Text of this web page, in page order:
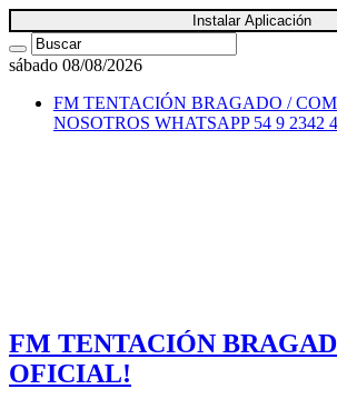
Instalar Aplicación
sábado 08/08/2026
FM TENTACIÓN BRAGADO /
NOSOTROS WHATSAPP 54 9 2342
FM TENTACIÓN
OFICIAL!